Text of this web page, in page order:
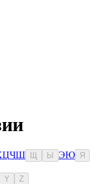
ЦЧШ Ы ЭЮ Я
Y Z